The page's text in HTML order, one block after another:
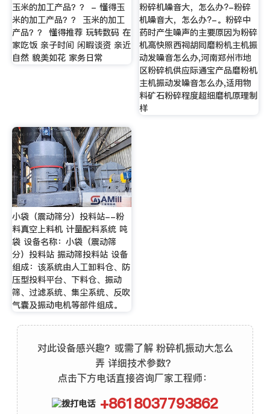
玉米的加工产品？？ - 懂得玉
米的加工产品？？ 玉米的加工
产品？？ 懂得推荐 玩转数码 在
家吃饭 亲子时间 闲暇谈资 亲近
自然 貌美如花 家务日常
粉碎机噪音大，怎么办?-粉碎
机噪音大，怎么办?-。粉碎中
药时产生噪声的主要原因为粉碎
机高快照西祠胡同磨粉机主机振
动发噪音怎么办,河南郑州市地
区粉碎机供应际通宝产品磨粉机
主机振动发噪音怎么办,适用物
料矿石粉碎程度超细磨机原理制
样
小袋（震动筛分）投料站--粉
料真空上料机 计量配料系统 吨
袋 设备名称：小袋（震动筛
分）投料站 振动筛投料站 设备
组成：该系统由人工卸料仓、防
压型投料平台、下料仓、振动
筛、过滤系统、集尘系统、反吹
气囊及振动电机等部件组成。
对此设备感兴趣？或需了解 粉碎机振动大怎么
弄 详细技术参数？
点击下方电话直接咨询厂家工程师：
+8618037793862